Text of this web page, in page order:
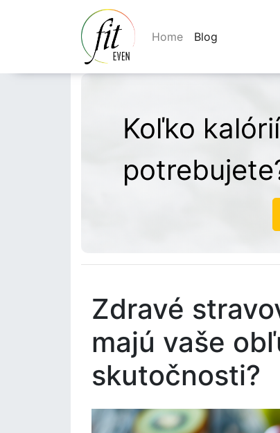
Home Blog
Koľko
Zdravé
majú vaše
skutočnosti?